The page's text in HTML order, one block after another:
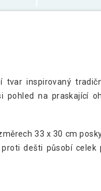
tvar inspirovaný
pohled na praskající
33 x 30 cm
dešti působí celek